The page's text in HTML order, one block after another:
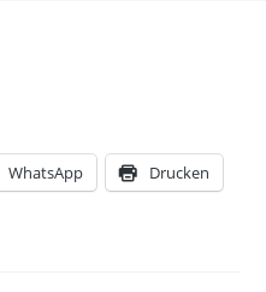
WhatsApp Drucken